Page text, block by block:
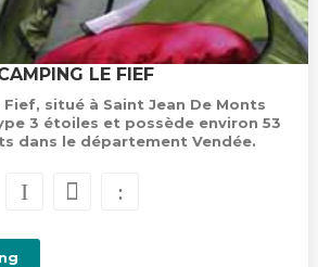
LE FIEF
Fief, situé à Saint Jean De Monts
3 étoiles et possède environ 53
dans le département Vendée.